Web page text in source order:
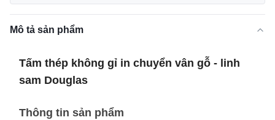
Mô tả sản phẩm
Tấm thép không gỉ in chuyển vân gỗ - linh
sam Douglas
Thông tin sản phẩm